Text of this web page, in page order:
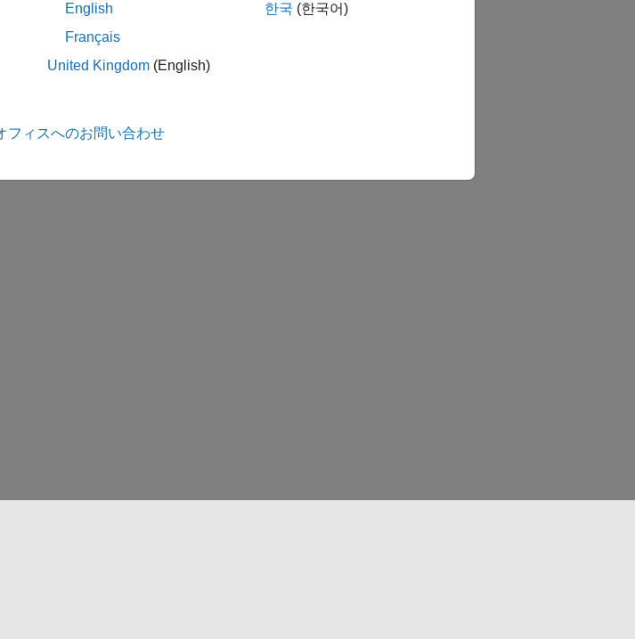
English
Français
United Kingdom (English)
한국 (한국어)
フィスへのお問い合わせ